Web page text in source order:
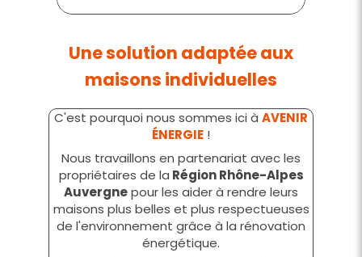
Une solution adaptée aux
maisons individuelles
C'est pourquoi nous sommes ici à AVENIR
ÉNERGIE !
Nous travaillons en partenariat avec les
propriétaires de la Région Rhône-Alpes
Auvergnepour les aider à rendre leurs
maisons plus belles et plus respectueuses
de l'environnement grâce à la rénovation
énergétique.